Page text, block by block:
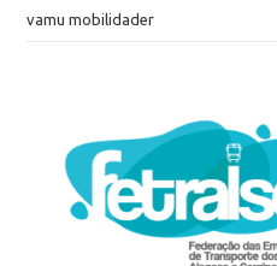
vamu mobilidader